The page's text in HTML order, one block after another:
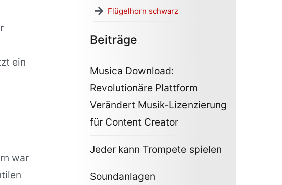
ein
war
→ Flügelhorn schwarz
Beiträge
Musica Download:
Revolutionäre Plattform
Verändert Musik-Lizenzierung
für Content Creator
Jeder kann Trompete spielen
Soundanlagen